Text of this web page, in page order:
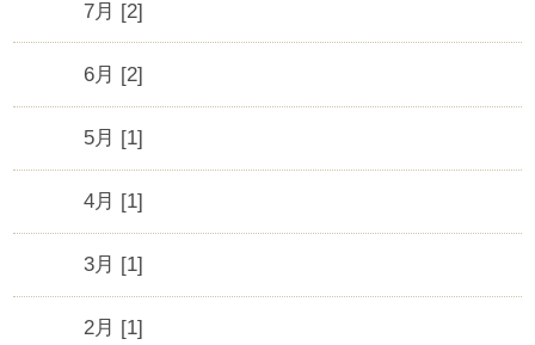
7月 [2]
6月 [2]
5月 [1]
4月 [1]
3月 [1]
2月 [1]